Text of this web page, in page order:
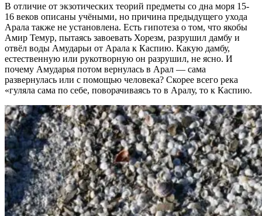
В отличие от экзотических теорий предметы со дна моря 15-
16 веков описаны учёными, но причина предыдущего ухода
Арала также не установлена. Есть гипотеза о том, что якобы
Амир Темур, пытаясь завоевать Хорезм, разрушил дамбу и
отвёл воды Амударьи от Арала к Каспию. Какую дамбу,
естественную или рукотворную он разрушил, не ясно. И
почему Амударья потом вернулась в Арал — сама
развернулась или с помощью человека? Скорее всего река
«гуляла сама по себе, поворачиваясь то в Аралу, то к Каспию.